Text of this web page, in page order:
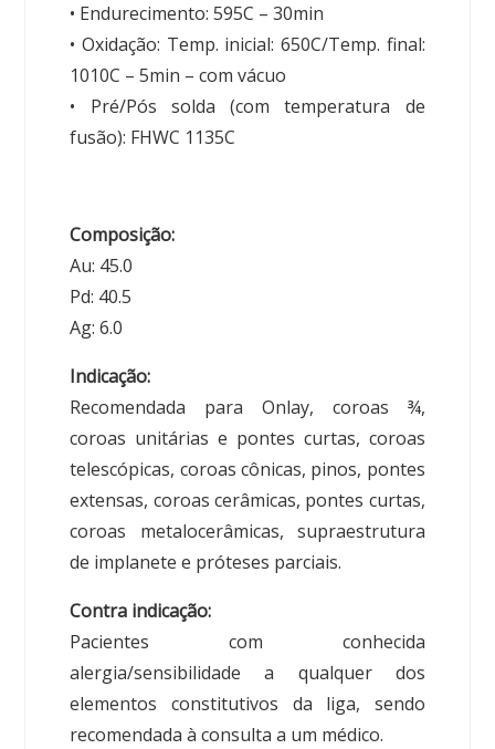
• Endurecimento: 595C – 30min
• Oxidação: Temp. inicial: 650C/Temp. final:
1010C – 5min – com vácuo
• Pré/Pós solda (com temperatura de
fusão): FHWC 1135C
Composição:
Au: 45.0
Pd: 40.5
Ag: 6.0
Indicação:
Recomendada para Onlay, coroas ¾,
coroas unitárias e pontes curtas, coroas
telescópicas, coroas cônicas, pinos, pontes
extensas, coroas cerâmicas, pontes curtas,
coroas metalocerâmicas, supraestrutura
de implanete e próteses parciais.
Contra indicação:
Pacientes com conhecida
alergia/sensibilidade a qualquer dos
elementos constitutivos da liga, sendo
recomendada à consulta a um médico.